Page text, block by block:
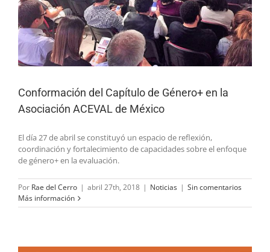
Conformación del Capítulo de Género+ en la
Asociación ACEVAL de México
El día 27 de abril se constituyó un espacio de reflexión,
coordinación y fortalecimiento de capacidades sobre el enfoque
de género+ en la evaluación.
Por Rae del Cerro | abril 27th, 2018 | Noticias | Sin comentarios
Más información